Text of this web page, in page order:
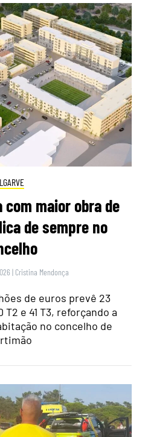
com maior obra de
de sempre no
| Cristina Mendonça
de euros prevê 23
T2 e 41 T3, reforçando a
no concelho de